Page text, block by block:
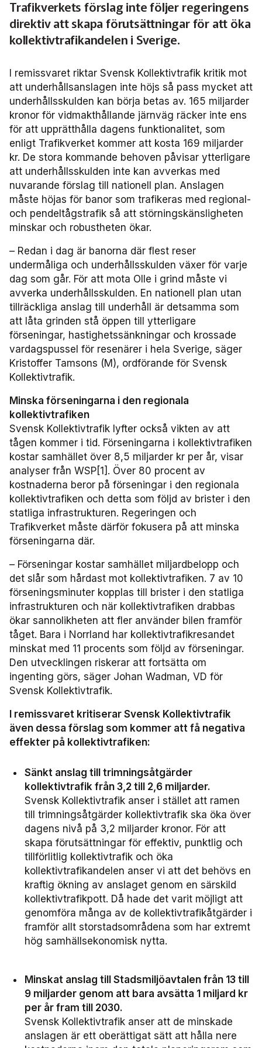
Användare Förarcertifiering Buss
Användare Förarcertifiering Serviceresor
Användare Koll­bar
Biljettkontroll­nätverket 2023
Bussdepå­nätverket 2023
Chefs­nätverket 2022
Försäljnings­nätverket 2025
Försäljnings­nätverket 2023
Försäljnings­nätverket 2022
Järnvägs­nätverket
Kommunikations­nätverket 2026
Kommunikations­nätverket 2025
Kommunikations­nätverket 2024
Kommunikations­nätverket 2023
Kommunikations­nätverket 2022
Nätverket Serviceresor
Serviceresor 2026
Serviceresor 2025
Serviceresor 2024
Serviceresor 2023
Serviceresor 2022
Miljö­nätverket
Miljö­nätverket 2026
Miljö­nätverket 2025
Miljö­nätverket 2024
Miljö­nätverket 2023
Miljö­nätverket 2022
Samverkans­forum Kris och beredskap
Kris och beredskap 2026
Samverkans­forum Skolskjuts
Skolskjuts 2025
Tillgänglighets­nätverket
Tillgänglighets­nätverket 2026
Tillgänglighets­nätverket 2025
Tillgänglighets­nätverket 2024
Tillgänglighets­nätverket 2023
Tillgänglighets­nätverket 2022
Trafikutvecklar­nätverket
Trafikutvecklar­nätverket 2026
Trafikutvecklar­nätverket 2025
Trafikutvecklar­nätverket 2024
Trafikutvecklar­nätverket 2023
Trygghets­nätverket
Trygghets­nätverket 2026
Trygghets­nätverket 2025
Trygghets­nätverket 2024
Trygghets­nätverket 2022
Trafikverkets förslag inte följer regeringens
direktiv att skapa förutsättningar för att öka
kollektivtrafikandelen i Sverige.
I remissvaret riktar Svensk Kollektivtrafik kritik mot
att underhållsanslagen inte höjs så pass mycket att
underhållsskulden kan börja betas av. 165 miljarder
kronor för vidmakthållande järnväg räcker inte ens
för att upprätthålla dagens funktionalitet, som
enligt Trafikverket kommer att kosta 169 miljarder
kr. De stora kommande behoven påvisar ytterligare
att underhållsskulden inte kan avverkas med
nuvarande förslag till nationell plan. Anslagen
måste höjas för banor som trafikeras med regional-
och pendeltågstrafik så att störningskänsligheten
minskar och robustheten ökar.
– Redan i dag är banorna där flest reser
undermåliga och underhållsskulden växer för varje
dag som går. För att mota Olle i grind måste vi
avverka underhållsskulden. En nationell plan utan
tillräckliga anslag till underhåll är detsamma som
att låta grinden stå öppen till ytterligare
förseningar, hastighetssänkningar och krossade
vardagspussel för resenärer i hela Sverige, säger
Kristoffer Tamsons (M), ordförande för Svensk
Kollektivtrafik.
Minska förseningarna i den regionala
kollektivtrafiken
Svensk Kollektivtrafik lyfter också vikten av att
tågen kommer i tid. Förseningarna i kollektivtrafiken
kostar samhället över 8,5 miljarder kr per år, visar
analyser från WSP[1]. Över 80 procent av
kostnaderna beror på förseningar i den regionala
kollektivtrafiken och detta som följd av brister i den
statliga infrastrukturen. Regeringen och
Trafikverket måste därför fokusera på att minska
förseningarna där.
– Förseningar kostar samhället miljardbelopp och
det slår som hårdast mot kollektivtrafiken. 7 av 10
förseningsminuter kopplas till brister i den statliga
infrastrukturen och när kollektivtrafiken drabbas
ökar sannolikheten att fler använder bilen framför
tåget. Bara i Norrland har kollektivtrafikresandet
minskat med 11 procents som följd av förseningar.
Den utvecklingen riskerar att fortsätta om
ingenting görs, säger Johan Wadman, VD för
Svensk Kollektivtrafik.
I remissvaret kritiserar Svensk Kollektivtrafik
även dessa förslag som kommer att få negativa
effekter på kollektivtrafiken:
Sänkt anslag till trimningsåtgärder
kollektivtrafik från 3,2 till 2,6 miljarder.
Svensk Kollektivtrafik anser i stället att ramen
till trimningsåtgärder kollektivtrafik ska öka över
dagens nivå på 3,2 miljarder kronor. För att
skapa förutsättningar för effektiv, punktlig och
tillförlitlig kollektivtrafik och öka
kollektivtrafikandelen anser vi att det behövs en
kraftig ökning av anslaget genom en särskild
kollektivtrafikpott. Då hade det varit möjligt att
genomföra många av de kollektivtrafikåtgärder i
framför allt storstadsområdena som har extremt
hög samhällsekonomisk nytta.
Minskat anslag till Stadsmiljöavtalen från 13 till
9 miljarder genom att bara avsätta 1 miljard kr
per år fram till 2030.
Svensk Kollektivtrafik anser att de minskade
anslagen är ett oberättigat sätt att hålla nere